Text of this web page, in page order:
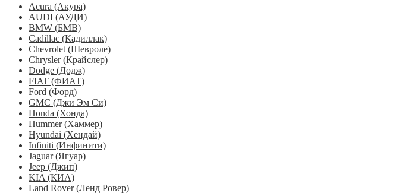
Acura (Акура)
AUDI (АУДИ)
BMW (БМВ)
Cadillac (Кадиллак)
Chevrolet (Шевроле)
Chrysler (Крайслер)
Dodge (Додж)
FIAT (ФИАТ)
Ford (Форд)
GMC (Джи Эм Си)
Honda (Хонда)
Hummer (Хаммер)
Hyundai (Хендай)
Infiniti (Инфинити)
Jaguar (Ягуар)
Jeep (Джип)
KIA (КИА)
Land Rover (Ленд Ровер)